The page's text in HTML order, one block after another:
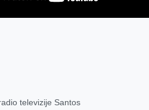
televizije Santos